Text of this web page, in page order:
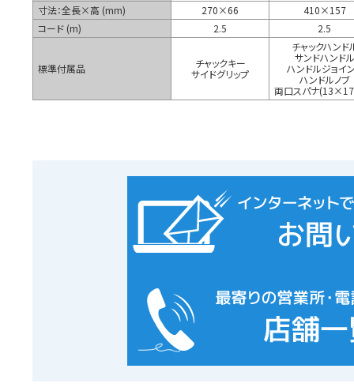
寸法：全長×高 (mm)
270×66
410×157
コード (m)
2.5 2.5
標準付属品
チャックキー
サイドグリップ
チャックハンド
サンドハンドル
ハンドルジョイ
ハンドルノブ
両口スパナ